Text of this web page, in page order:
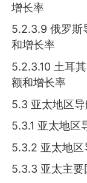
增长率
5.2.3.9 俄罗斯
和增长率
5.2.3.10 土耳
额和增长率
5.3 亚太地区
5.3.1 亚太地区
5.3.2 亚太地区
5.3.3 亚太主要